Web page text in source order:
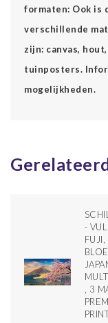
formaten: Ook is
verschillende
zijn: canvas,
tuinposters.
mogelijkheden.
-
FUJI,
, 3